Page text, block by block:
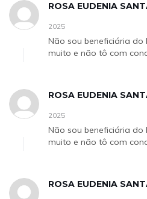
ROSA EUDENIA
2025
Não sou beneficiária
muito e não tô com
ROSA EUDENIA
2025
Não sou beneficiária
muito e não tô com
ROSA EUDENIA